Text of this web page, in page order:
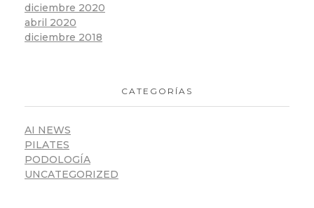
diciembre 2020
abril 2020
diciembre 2018
CATEGORÍAS
AI NEWS
PILATES
PODOLOGÍA
UNCATEGORIZED